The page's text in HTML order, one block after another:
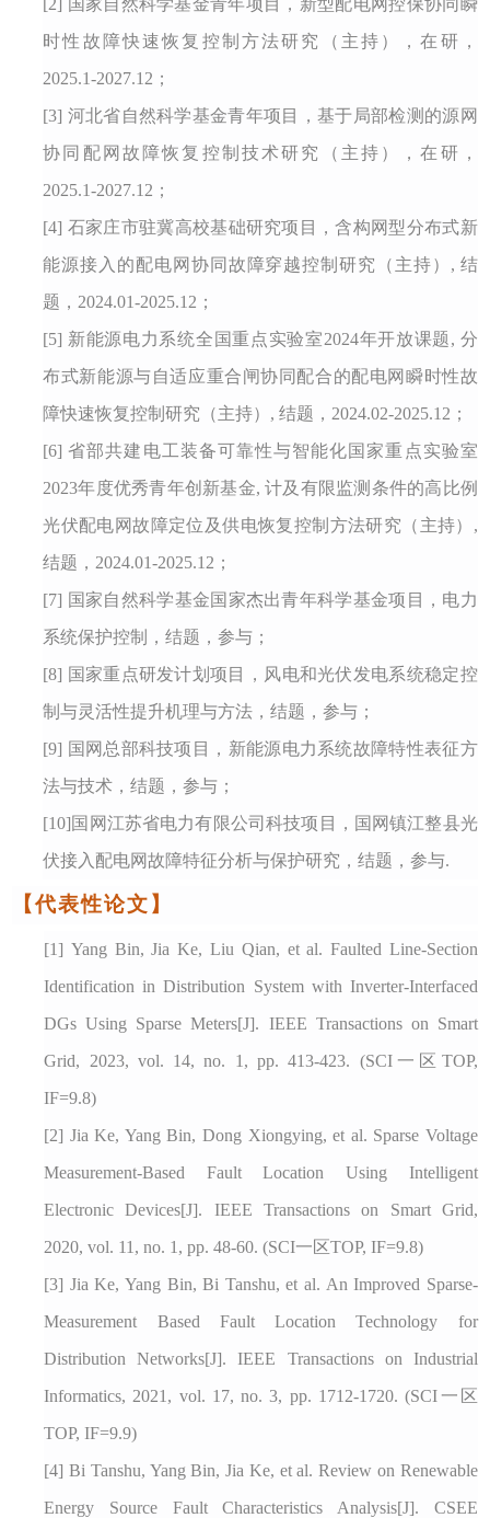
[2] 国家自然科学基金青年项目，新型配电网控保协同瞬
时性故障快速恢复控制方法研究（ 主持 ），在研，
2025.1-2027.12 ；
[3] 河北省自然科学基金青年项目，基于局部检测的源网
协同配网故障恢复控制技术研究（ 主持 ），在研，
2025.1-2027.12 ；
[4] 石家庄市驻冀高校基础研究项目，含构网型分布式新
能源接入的配电网协同故障穿越控制研究
（主持） , 结
题， 2024.01-2025.12；
[5] 新能源电力系统全国重点实验室2024年开放课题, 分
布式新能源与自适应重合闸协同配合的配电网瞬时性故
障快速恢复控制研究（主持） ,结题， 2024.02-2025.12；
[6] 省部共建电工装备可靠性与智能化国家重点实验室
2023年度优秀青年创新基金, 计及有限监测条件的高比例
光伏配电网故障定位及供电恢复控制方法研究（主持） ,
结题， 2024.01-2025.12；
[7] 国家自然科学基金国家杰出青年科学基金项目 ， 电力
系统保护控制
，结题，参与；
[8] 国家重点研发计划项目 ，
风电和光伏发电系统稳定控
制与灵活性提升机理与方法 ，结题，参与；
[9] 国网总部科技项目 ， 新能源电力系统故障特性表征方
法与技术 ，结题，参与；
[10]国网江苏省电力有限公司科技项目 ， 国网镇江整县光
伏接入配电网故障特征分析与保护研究 ，结题，参与.
【代表性论文】
[1] Yang Bin, Jia Ke, Liu Qian, et al. Faulted Line-Section
Identification in Distribution System with Inverter-Interfaced
DGs Using Sparse Meters[J]. IEEE Transactions on Smart
Grid, 2023, vol. 14, no. 1, pp. 413-423. (SCI一区TOP,
IF=9.8)
[2] Jia Ke, Yang Bin, Dong Xiongying, et al. Sparse Voltage
Measurement-Based Fault Location Using Intelligent
Electronic Devices[J]. IEEE Transactions on Smart Grid,
2020, vol. 11, no. 1, pp. 48-60. (SCI一区TOP, IF=9.8)
[3] Jia Ke, Yang Bin, Bi Tanshu, et al. An Improved Sparse-
Measurement Based Fault Location Technology for
Distribution Networks[J]. IEEE Transactions on Industrial
Informatics, 2021, vol. 17, no. 3, pp. 1712-1720. (SCI一区
TOP, IF=9.9)
[4] Bi Tanshu, Yang Bin, Jia Ke, et al. Review on Renewable
Energy Source Fault Characteristics Analysis[J]. CSEE